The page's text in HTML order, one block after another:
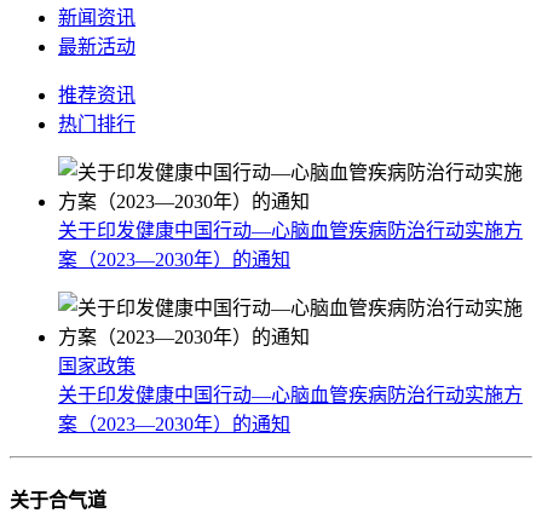
新闻资讯
最新活动
推荐资讯
热门排行
关于印发健康中国行动—心脑血管疾病防治行动实施方
案（2023—2030年）的通知
国家政策
关于印发健康中国行动—心脑血管疾病防治行动实施方
案（2023—2030年）的通知
关于合气道